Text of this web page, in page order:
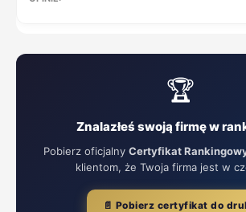
🏆
Znalazłeś swoją firmę w
Pobierz oficjalny Certyfikat
klientom, że Twoja firma jest w
📄 Pobierz certyfikat do